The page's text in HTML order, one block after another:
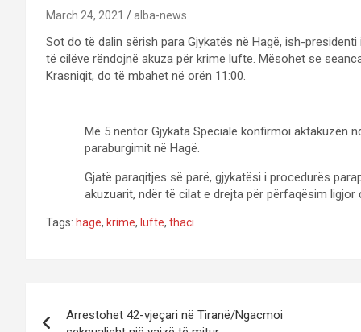
March 24, 2021 alba-news
Sot do të dalin sërish para Gjykatës në Hagë, ish-
të cilëve rëndojnë akuza për krime lufte. Mësohet se
Krasniqit, do të mbahet në orën 11:00.
Më 5 nentor Gjykata Speciale konfirmoi aktakuzën
paraburgimit në Hagë.
Gjatë paraqitjes së parë, gjykatësi i procedurës
akuzuarit, ndër të cilat e drejta për përfaqësim
Tags: hage, krime, lufte, thaci
Arrestohet 42-vjeçari në Tiranë/Ngacmoi